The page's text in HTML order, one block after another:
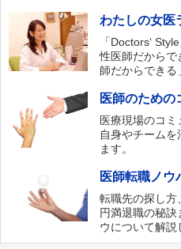
わたしの女医
「Doctors‘
性医師だからで
師だからできる
医師のための
医療現場のコ
自身やチーム
ます。
医師転職ノウ
転職先の探し方
円満退職の秘訣
ウについて解説